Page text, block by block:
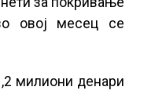
овој месец се
милиони денари